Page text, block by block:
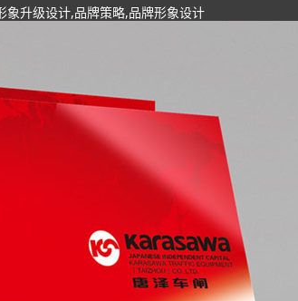
象升级设计,品牌策略,品牌形象设计